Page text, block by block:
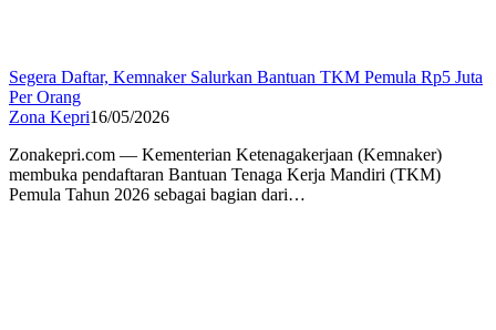
Segera Daftar, Kemnaker Salurkan Bantuan TKM Pemula Rp5 Juta
Per Orang
Zona Kepri16/05/2026
Zonakepri.com — Kementerian Ketenagakerjaan (Kemnaker)
membuka pendaftaran Bantuan Tenaga Kerja Mandiri (TKM)
Pemula Tahun 2026 sebagai bagian dari…